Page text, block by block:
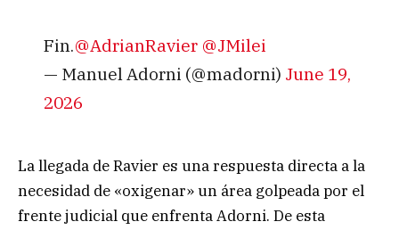
Fin.@AdrianRavier @JMilei
— Manuel Adorni (@madorni) June 19,
2026
La llegada de Ravier es una respuesta directa a la
necesidad de «oxigenar» un área golpeada por el
frente judicial que enfrenta Adorni. De esta